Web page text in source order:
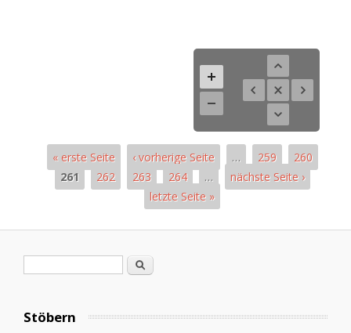
« erste Seite ‹ vorherige Seite … 259
260
261
262 263 264 …
nächste Seite ›
letzte Seite »
Suche
Stöbern